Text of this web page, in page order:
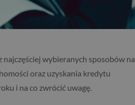
wybieranych sposobów na
oraz uzyskania kredytu
i na co zwrócić uwagę.